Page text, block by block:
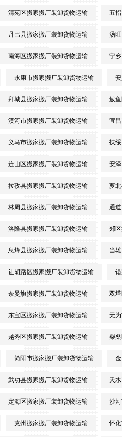
清苑区搬家搬厂装卸货物运输 五
丹巴县搬家搬厂装卸货物运输 汤
南海区搬家搬厂装卸货物运输 宁
永康市搬家搬厂装卸货物运输
拜城县搬家搬厂装卸货物运输 鲅
漠河市搬家搬厂装卸货物运输 宜
义马市搬家搬厂装卸货物运输 扶
连山区搬家搬厂装卸货物运输 安
拉孜县搬家搬厂装卸货物运输 萝
林周县搬家搬厂装卸货物运输 通
洛隆县搬家搬厂装卸货物运输 郊
息烽县搬家搬厂装卸货物运输 当
让胡路区搬家搬厂装卸货物运输
奈曼旗搬家搬厂装卸货物运输 双
东宝区搬家搬厂装卸货物运输 无
越秀区搬家搬厂装卸货物运输 柴
简阳市搬家搬厂装卸货物运输
武功县搬家搬厂装卸货物运输 天
定海区搬家搬厂装卸货物运输 沙
克州搬家搬厂装卸货物运输 怀